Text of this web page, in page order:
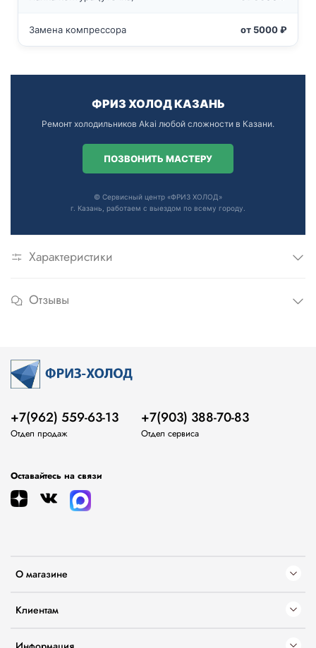
Замена компрессора от 5000 ₽
ФРИЗ ХОЛОД КАЗАНЬ
Ремонт холодильников Akai любой сложности в Казани.
ПОЗВОНИТЬ МАСТЕРУ
© Сервисный центр «ФРИЗ ХОЛОД»
г. Казань, работаем с выездом по всему городу.
Характеристики
Отзывы
О магазине
Клиентам
+7(962) 559-63-13
Отдел продаж
+7(903) 388-70-83
Отдел сервиса
Оставайтесь на связи